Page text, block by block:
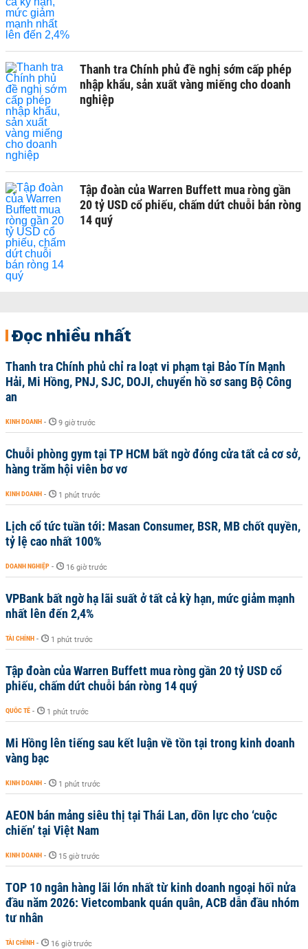
Thanh tra Chính phủ đề nghị sớm cấp phép
nhập khẩu, sản xuất vàng miếng cho doanh
nghiệp
Tập đoàn của Warren Buffett mua ròng gần
20 tỷ USD cổ phiếu, chấm dứt chuỗi bán ròng
14 quý
Đọc nhiều nhất
Thanh tra Chính phủ chỉ ra loạt vi phạm tại Bảo Tín Mạnh
Hải, Mi Hồng, PNJ, SJC, DOJI, chuyển hồ sơ sang Bộ Công
an
KINH DOANH - 9 giờ trước
Chuỗi phòng gym tại TP HCM bất ngờ đóng cửa tất cả cơ sở,
hàng trăm hội viên bơ vơ
KINH DOANH - 1 phút trước
Lịch cổ tức tuần tới: Masan Consumer, BSR, MB chốt quyền,
tỷ lệ cao nhất 100%
DOANH NGHIỆP - 16 giờ trước
VPBank bất ngờ hạ lãi suất ở tất cả kỳ hạn, mức giảm mạnh
nhất lên đến 2,4%
TÀI CHÍNH - 1 phút trước
Tập đoàn của Warren Buffett mua ròng gần 20 tỷ USD cổ
phiếu, chấm dứt chuỗi bán ròng 14 quý
QUỐC TẾ - 1 phút trước
Mi Hồng lên tiếng sau kết luận về tồn tại trong kinh doanh
vàng bạc
KINH DOANH - 1 phút trước
AEON bán mảng siêu thị tại Thái Lan, dồn lực cho ‘cuộc
chiến’ tại Việt Nam
KINH DOANH - 15 giờ trước
TOP 10 ngân hàng lãi lớn nhất từ kinh doanh ngoại hối nửa
đầu năm 2026: Vietcombank quán quân, ACB dẫn đầu nhóm
tư nhân
TÀI CHÍNH - 16 giờ trước